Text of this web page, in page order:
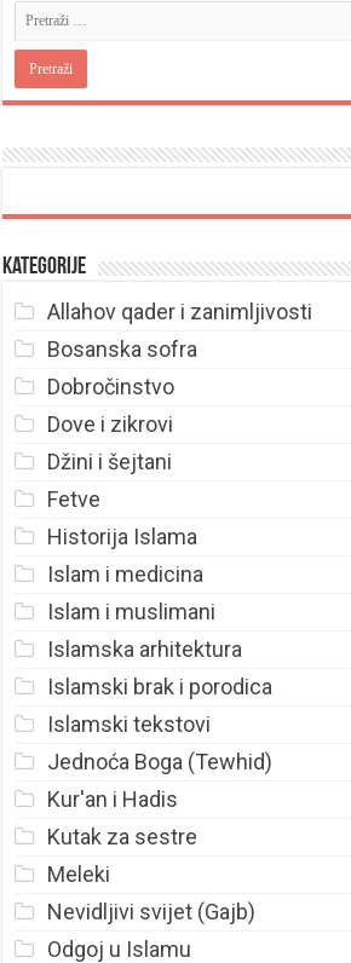
Kategorije
Allahov qader i zanimljivosti
Bosanska sofra
Dobročinstvo
Dove i zikrovi
Džini i šejtani
Fetve
Historija Islama
Islam i medicina
Islam i muslimani
Islamska arhitektura
Islamski brak i porodica
Islamski tekstovi
Jednoća Boga (Tewhid)
Kur'an i Hadis
Kutak za sestre
Meleki
Nevidljivi svijet (Gajb)
Odgoj u Islamu